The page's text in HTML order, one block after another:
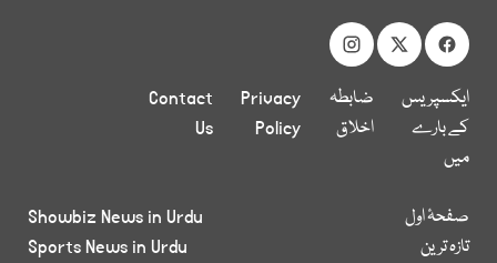
ایکسپریس
کے بارے
میں
ضابطہ
اخلاق
Privacy
Policy
Contact
Us
صفحۂ اول
تازہ ترین
Showbiz News in Urdu
Sports News in Urdu